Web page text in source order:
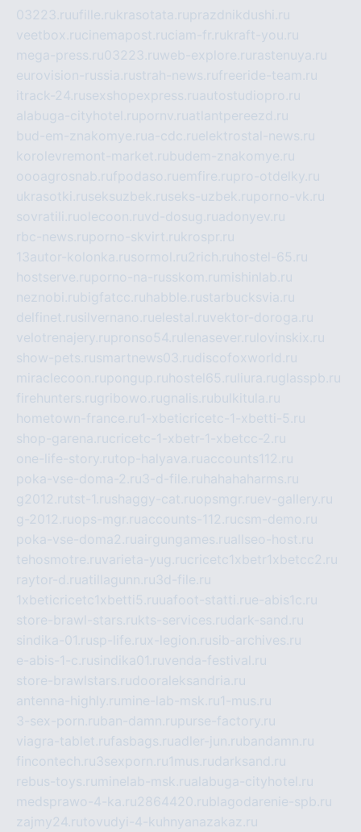
03223.ruufille.rukrasotata.ruprazdnikdushi.ru
veetbox.rucinemapost.ruciam-fr.rukraft-you.ru
mega-press.ru03223.ruweb-explore.ru rastenuya.ru
eurovision-russia.rustrah-news.rufreeride-team.ru
itrack-24.rusexshopexpress.ruautostudiopro.ru
alabuga-cityhotel.rupornv.ruatlantpereezd.ru
bud-em-znakomye.rua-cdc.ruelektrostal-news.ru
korolevremont-market.rubudem-znakomye.ru
oooagrosnab.rufpodaso.ruemfire.rupro-otdelky.ru
ukrasotki.ruseksuzbek.ruseks-uzbek.ruporno-vk.ru
sovratili.ruolecoon.ruvd-dosug.ruadonyev.ru
rbc-news.ruporno-skvirt.rukrospr.ru
13autor-kolonka.rusormol.ru2rich.ru hostel-65.ru
hostserve.ruporno-na-russkom.ru mishinlab.ru
neznobi.rubigfatcc.ru habble.rustarbucksvia.ru
delfinet.rusilvernano.ruelestal.ruvektor-doroga.ru
velotrenajery.rupronso54.ru lenasever.ru lovinskix.ru
show-pets.rusmartnews03.rudiscofoxworld.ru
miraclecoon.rupongup.ru hostel65.ru liura.ruglasspb.ru
firehunters.rugribowo.rugnalis.rubulkitula.ru
hometown-france.ru1-xbeticricetc-1-xbetti-5.ru
shop-garena.rucricetc-1-xbetr-1-xbetcc-2.ru
one-life-story.rutop-halyava.ruaccounts112.ru
poka-vse-doma-2.ru3-d-file.ru hahahaharms.ru
g2012.rutst-1.rushaggy-cat.ruopsmgr.ruev-gallery.ru
g-2012.ruops-mgr.ruaccounts-112.rucsm-demo.ru
poka-vse-doma2.ruairgungames.ruallseo-host.ru
tehosmotre.ruvarieta-yug.rucricetc1xbetr1xbetcc2.ru
raytor-d.ruatillagunn.ru3d-file.ru
1xbeticricetc1xbetti5.ruuafoot-statti.rue-abis1c.ru
store-brawl-stars.rukts-services.rudark-sand.ru
sindika-01.rusp-life.rux-legion.rusib-archives.ru
e-abis-1-c.rusindika01.ruvenda-festival.ru
store-brawlstars.rudooraleksandria.ru
antenna-highly.ru mine-lab-msk.ru1-mus.ru
3-sex-porn.ruban-damn.rupurse-factory.ru
viagra-tablet.rufasbags.ruadler-jun.rubandamn.ru
fincontech.ru3sexporn.ru1mus.rudarksand.ru
rebus-toys.ru minelab-msk.rualabuga-cityhotel.ru
medsprawo-4-ka.ru2864420.rublagodarenie-spb.ru
zajmy24.rutovudyi-4-kuhnyanazakaz.ru